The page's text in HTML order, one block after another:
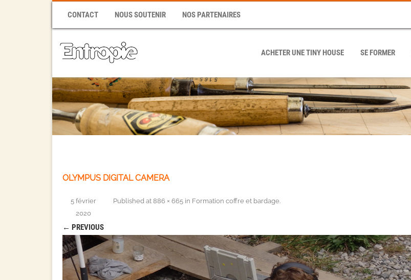
CONTACT NOUS SOUTENIR NOS PARTENAIRES
ACHETER UNE TINY HOUSE SE FORMER
OLYMPUS DIGITAL CAMERA
Published
5 février
2020
at 886 × 665 in Formation coffre et bardage.
← PREVIOUS